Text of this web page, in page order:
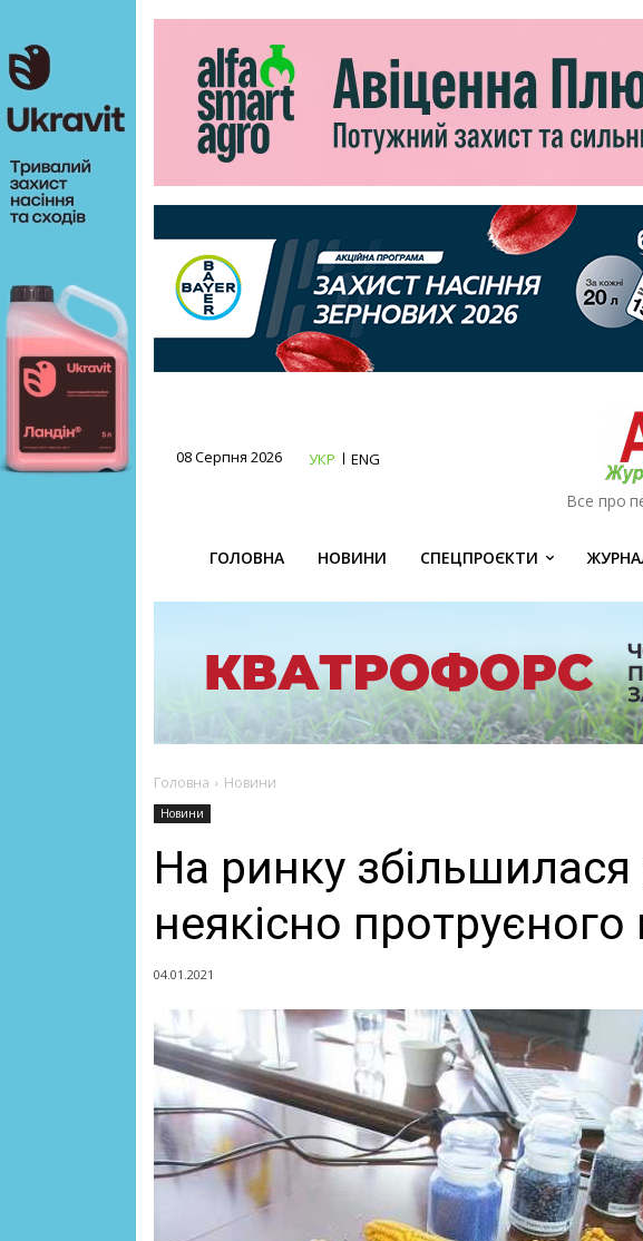
08 Серпня 2026 УКР ENG
Все про
ГОЛОВНА НОВИНИ СПЕЦПРОЄКТИ
Головна Новини
Новини
На ринку збільшилася
неякісно протруєного
04.01.2021